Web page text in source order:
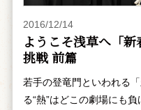
2016/12/14
ようこそ浅草へ「
挑戦 前篇
若手の登竜門といわれる
る“熱”はどこの劇場にも